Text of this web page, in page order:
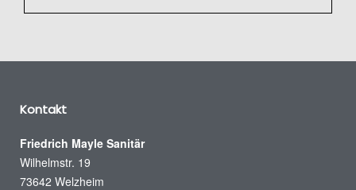
Kontakt
Friedrich Mayle Sanitär
Wilhelmstr. 19
73642 Welzheim